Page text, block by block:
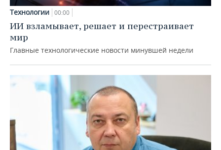
Технологии 00:00
ИИ взламывает, решает и перестраивает
мир
Главные технологические новости минувшей недели